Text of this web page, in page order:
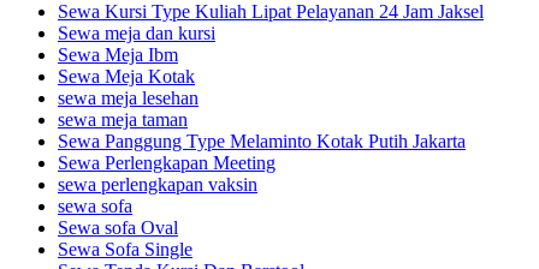
Sewa Kursi Type Kuliah Lipat Pelayanan 24 Jam Jaksel
Sewa meja dan kursi
Sewa Meja Ibm
Sewa Meja Kotak
sewa meja lesehan
sewa meja taman
Sewa Panggung Type Melaminto Kotak Putih Jakarta
Sewa Perlengkapan Meeting
sewa perlengkapan vaksin
sewa sofa
Sewa sofa Oval
Sewa Sofa Single